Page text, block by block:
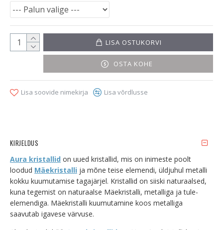
LISA OSTUKORVI
OSTA KOHE
Lisa soovide nimekirja Lisa võrdlusse
KIRJELDUS
Aura kristallid on uued kristallid, mis on inimeste poolt
loodud Mäekristalli ja mõne teise elemendi, üldjuhul metalli
kokku kuumutamise tagajärjel. Kristallid on siiski naturaalsed,
kuna tegemist on naturaalse Mäekristalli, metalliga ja tule-
elemendiga. Mäekristalli kuumutamine koos metalliga
saavutab igavese värvuse.